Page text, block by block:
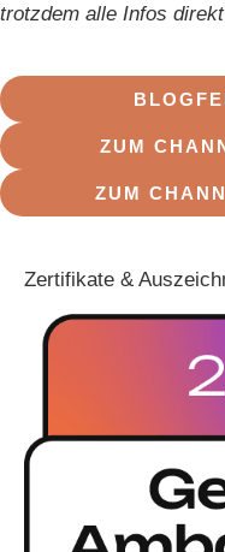
trotzdem alle Infos
ZUM
ZUM
Zertifikate &